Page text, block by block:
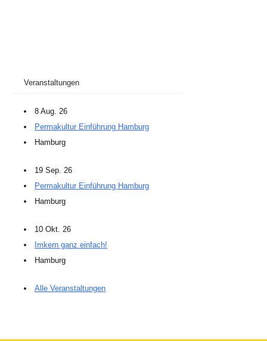
Veranstaltungen
8 Aug. 26
Permakultur Einführung Hamburg
Hamburg
19 Sep. 26
Permakultur Einführung Hamburg
Hamburg
10 Okt. 26
Imkern ganz einfach!
Hamburg
Alle Veranstaltungen